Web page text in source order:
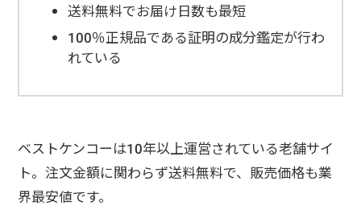
送料無料でお届け日数も最短
100％正規品である証明の成分鑑定が行わ
れている
ベストケンコーは10年以上運営されている老舗サイ
ト。注文金額に関わらず送料無料で、販売価格も業
界最安値です。